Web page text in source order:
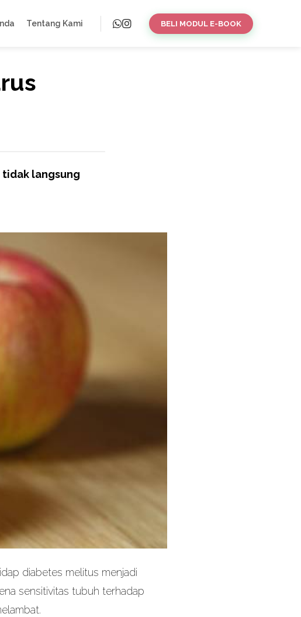
Tentang Kami BELI MODUL E-BOOK
langsung
diabetes melitus menjadi
sensitivitas tubuh terhadap